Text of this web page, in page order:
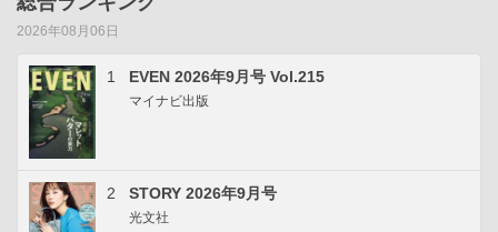
2026年08月06日
1 EVEN 2026年9月号 Vol.215
マイナビ出版
2 STORY 2026年9月号
光文社